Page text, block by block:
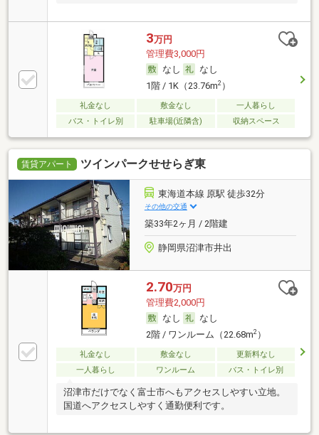
3万円
管理費3,000円
なし
なし
1階 / 1K（23.76m2）
礼金なし 敷金なし
一人暮らし
バス・トイレ別
駐車場(近隣含) 収納スペース
賃貸アパート ツインパークせせらぎ東
東海道本線 原駅 徒歩32分
その他の交通
築33年2ヶ月 / 2階建
静岡県沼津市井出
2.70万円
管理費2,000円
なし
なし
2階 / ワンルーム（22.68m2）
礼金なし 敷金なし
更新料なし
一人暮らし
ワンルーム バス・トイレ別
沼津市だけでなく富士市へもアクセスしやすい立地。
国道へアクセスしやすく通勤便利です。